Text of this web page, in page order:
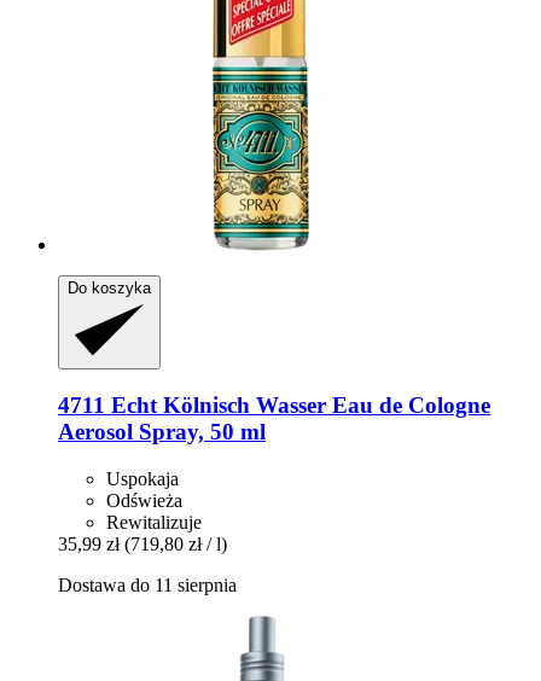
Do koszyka
4711 Echt Kölnisch Wasser Eau de Cologne
Aerosol Spray, 50 ml
Uspokaja
Odświeża
Rewitalizuje
35,99 zł (719,80 zł / l)
Dostawa do 11 sierpnia